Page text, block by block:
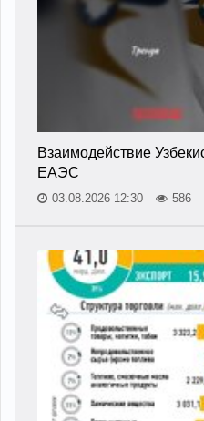
Взаимодействие
ЕАЭС
03.08.2026 12:30 586